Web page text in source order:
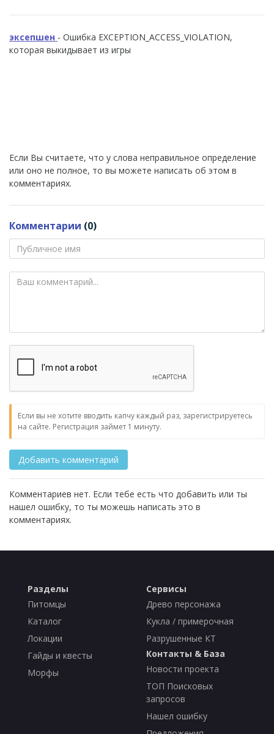
эксепшен - Ошибка EXCEPTION_ACCESS_VIOLATION,
которая выкидывает из игры
Если Вы считаете, что у слова неправильное определение
или оно не полное, то вы можете написать об этом в
комментариях.
Комментарии (0)
Если вы не хотите вводить капчу каждый раз, зарегистрируетесь
на сайте. Регистрация займет 1 минуту.
Комментариев нет. Если тебе есть что добавить или ты
нашел ошибку, то ты можешь написать это в
комментариях.
Разделы
Питомцы
Каталог
Локации
Гайды и квесты
Морфы
Сервисы
Древо персонажа
Кукла / примерочная
Разрушенные КТ
Контакты & База
Новости проекта
ТОП Поисковых
запросов
Нашел ошибку